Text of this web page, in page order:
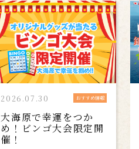
2026.07.30 おすすめ情報
大海原で幸運をつか
め！ビンゴ大会限定開
催！